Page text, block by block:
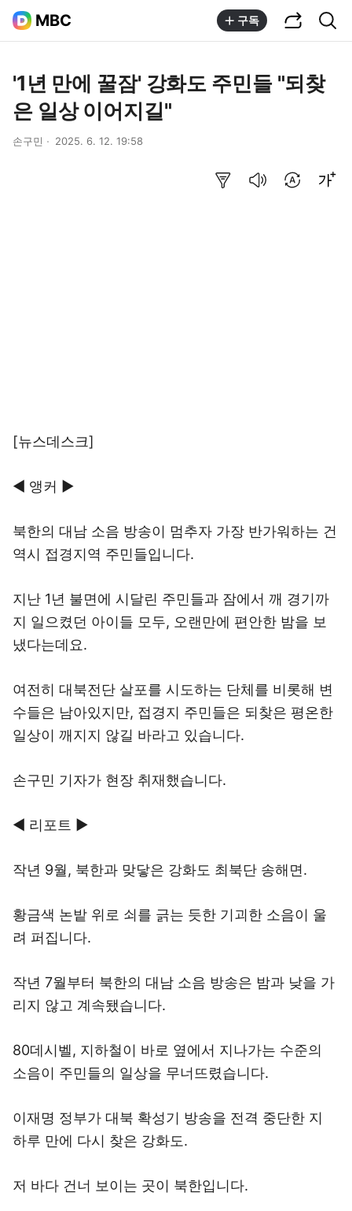
MBC 구독
'1년 만에 꿀잠' 강화도 주민들 "되찾
은 일상 이어지길"
손구민 2025. 6. 12. 19:58
[뉴스데스크]
◀ 앵커 ▶
북한의 대남 소음 방송이 멈추자 가장 반가워하는 건
역시 접경지역 주민들입니다.
지난 1년 불면에 시달린 주민들과 잠에서 깨 경기까
지 일으켰던 아이들 모두, 오랜만에 편안한 밤을 보
냈다는데요.
여전히 대북전단 살포를 시도하는 단체를 비롯해 변
수들은 남아있지만, 접경지 주민들은 되찾은 평온한
일상이 깨지지 않길 바라고 있습니다.
손구민 기자가 현장 취재했습니다.
◀ 리포트 ▶
작년 9월, 북한과 맞닿은 강화도 최북단 송해면.
황금색 논밭 위로 쇠를 긁는 듯한 기괴한 소음이 울
려 퍼집니다.
작년 7월부터 북한의 대남 소음 방송은 밤과 낮을 가
리지 않고 계속됐습니다.
80데시벨, 지하철이 바로 옆에서 지나가는 수준의
소음이 주민들의 일상을 무너뜨렸습니다.
이재명 정부가 대북 확성기 방송을 전격 중단한 지
하루 만에 다시 찾은 강화도.
저 바다 건너 보이는 곳이 북한입니다.